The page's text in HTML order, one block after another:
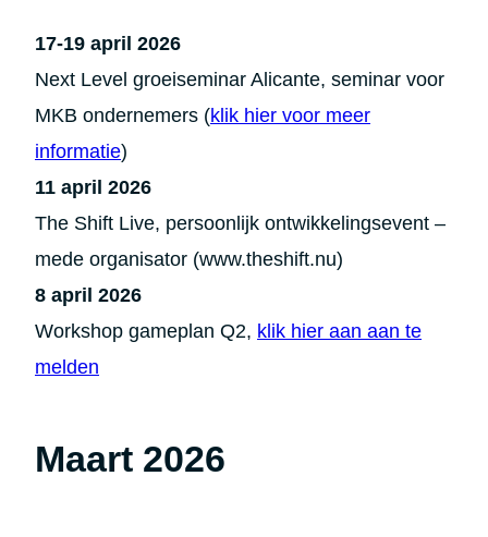
17-19 april 2026
Next Level groeiseminar Alicante, seminar voor
MKB ondernemers (klik hier voor meer
informatie)
11 april 2026
The Shift Live, persoonlijk ontwikkelingsevent –
mede organisator (www.theshift.nu)
8 april 2026
Workshop gameplan Q2, klik hier aan aan te
melden
Maart 2026